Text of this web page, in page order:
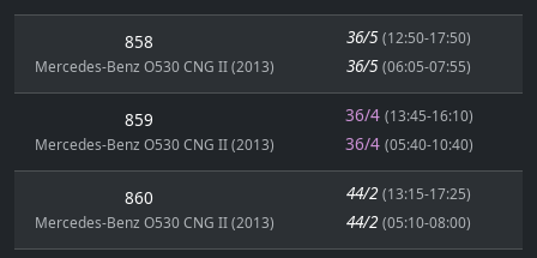
858
Mercedes-Benz O530 CNG II (2013)
36/5 (12:50-17:50)
36/5 (06:05-07:55)
859
Mercedes-Benz O530 CNG II (2013)
36/4 (13:45-16:10)
36/4 (05:40-10:40)
860
Mercedes-Benz O530 CNG II (2013)
44/2 (13:15-17:25)
44/2 (05:10-08:00)